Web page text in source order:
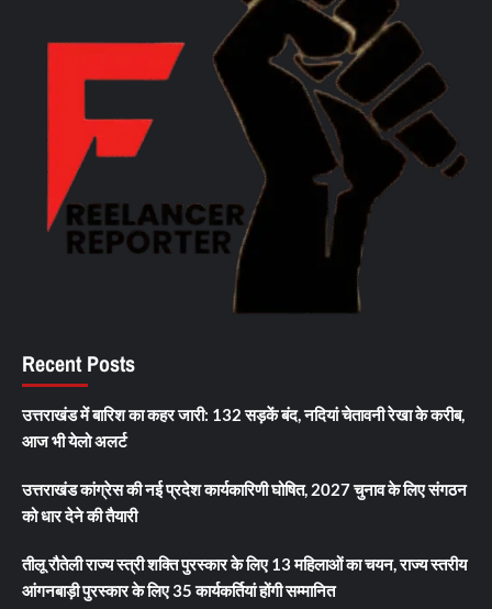
Recent Posts
उत्तराखंड में बारिश का कहर जारी: 132 सड़कें बंद, नदियां चेतावनी रेखा के करीब,
आज भी येलो अलर्ट
उत्तराखंड कांग्रेस की नई प्रदेश कार्यकारिणी घोषित, 2027 चुनाव के लिए संगठन
को धार देने की तैयारी
तीलू रौतेली राज्य स्त्री शक्ति पुरस्कार के लिए 13 महिलाओं का चयन, राज्य स्तरीय
आंगनबाड़ी पुरस्कार के लिए 35 कार्यकर्तियां होंगी सम्मानित